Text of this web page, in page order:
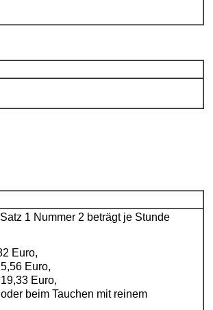
1 Nummer 2 beträgt je Stunde
Euro,
Euro,
Euro,
beim Tauchen mit reinem